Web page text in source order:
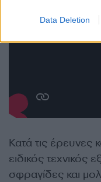
Data Deletion
Κατά τις έρευνες
ειδικός τεχνικός
σφραγίδες και